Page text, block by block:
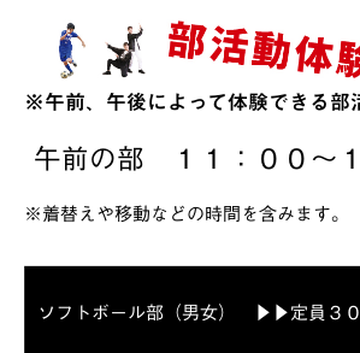
※午前、午後によって体験できる部
午前の部 １１：００～
※着替えや移動などの時間を含みます。
ソフトボール部（男女） ▶▶定員３